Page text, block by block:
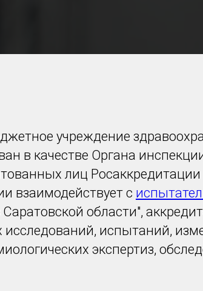
учреждение
в качестве Органа
лиц
взаимодействует с
области",
исследований, испытаний,
экспертиз,